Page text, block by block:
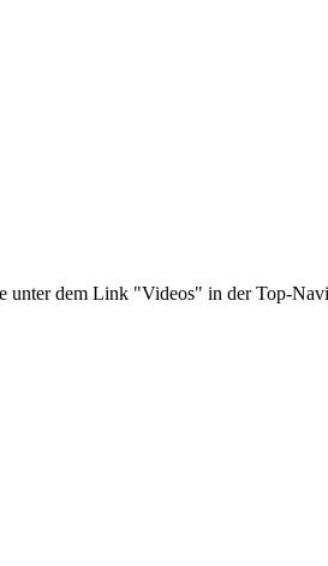
unter dem Link "Videos" in der Top-